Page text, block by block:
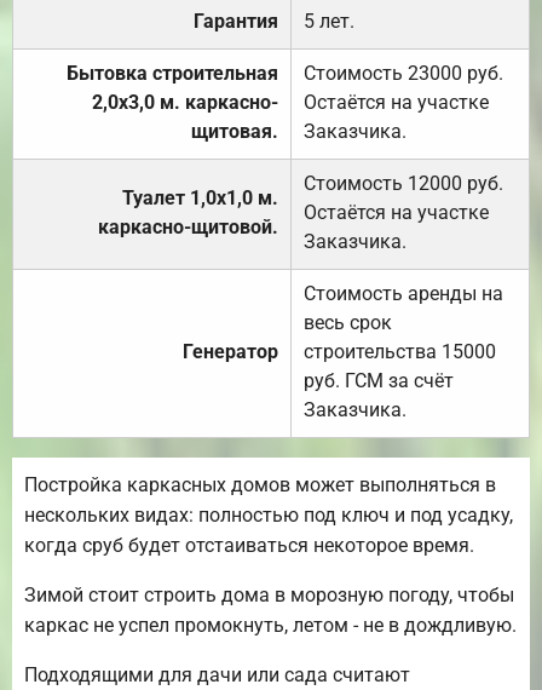
Гарантия 5 лет.
Бытовка строительная
2,0х3,0 м. каркасно-
щитовая.
Стоимость 23000 руб.
Остаётся на участке
Заказчика.
Туалет 1,0х1,0 м.
каркасно-щитовой.
Стоимость 12000 руб.
Остаётся на участке
Заказчика.
Генератор
Стоимость аренды на
весь срок
строительства 15000
руб. ГСМ за счёт
Заказчика.
Постройка каркасных домов может выполняться в
нескольких видах: полностью под ключ и под усадку,
когда сруб будет отстаиваться некоторое время.
Зимой стоит строить дома в морозную погоду, чтобы
каркас не успел промокнуть, летом - не в дождливую.
Подходящими для дачи или сада считают